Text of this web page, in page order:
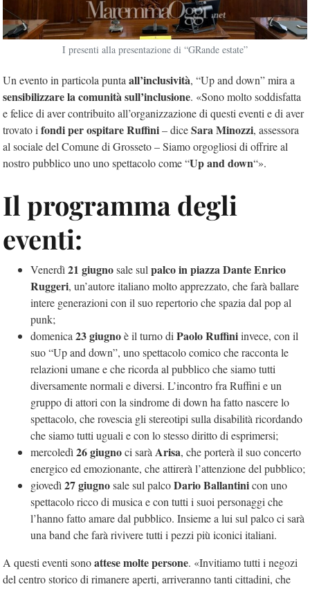
I presenti alla presentazione di “GRande estate”
Un evento in particola puntaall’inclusività, “Up and down” mira a
sensibilizzare la comunità sull’inclusione. «Sono molto soddisfatta
e felice di aver contribuito all’organizzazione di questi eventi e di aver
trovato ifondi per ospitare Ruffini– diceSara Minozzi, assessora
al sociale del Comune di Grosseto – Siamo orgogliosi di offrire al
nostro pubblico uno uno spettacolo come “Up and down“».
Il programma degli
eventi:
Venerdì21 giugnosale sulpalco in piazza Dante Enrico
Ruggeri, un’autore italiano molto apprezzato, che farà ballare
intere generazioni con il suo repertorio che spazia dal pop al
punk;
domenica23 giugnoè il turno diPaolo Ruffiniinvece, con il
suo “Up and down”, uno spettacolo comico che racconta le
relazioni umane e che ricorda al pubblico che siamo tutti
diversamente normali e diversi. L’incontro fra Ruffini e un
gruppo di attori con la sindrome di down ha fatto nascere lo
spettacolo, che rovescia gli stereotipi sulla disabilità ricordando
che siamo tutti uguali e con lo stesso diritto di esprimersi;
mercoledì26 giugnoci saràArisa, che porterà il suo concerto
energico ed emozionante, che attirerà l’attenzione del pubblico;
giovedì27 giugnosale sul palcoDario Ballantinicon uno
spettacolo ricco di musica e con tutti i suoi personaggi che
l’hanno fatto amare dal pubblico. Insieme a lui sul palco ci sarà
una band che farà rivivere tutti i pezzi più iconici italiani.
A questi eventi sonoattese molte persone. «Invitiamo tutti i negozi
del centro storico di rimanere aperti, arriveranno tanti cittadini, che